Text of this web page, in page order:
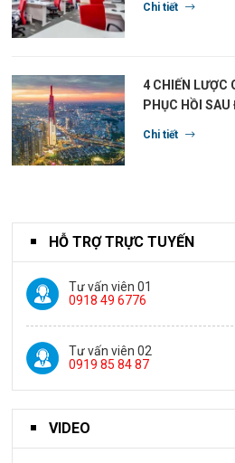
Chi tiết
4 CHIẾN LƯỢC
PHỤC HỒI
Chi tiết
HỖ TRỢ TRỰC TUYẾN
Tư vấn viên 01
0918 49 6776
Tư vấn viên 02
0919 85 84 87
VIDEO